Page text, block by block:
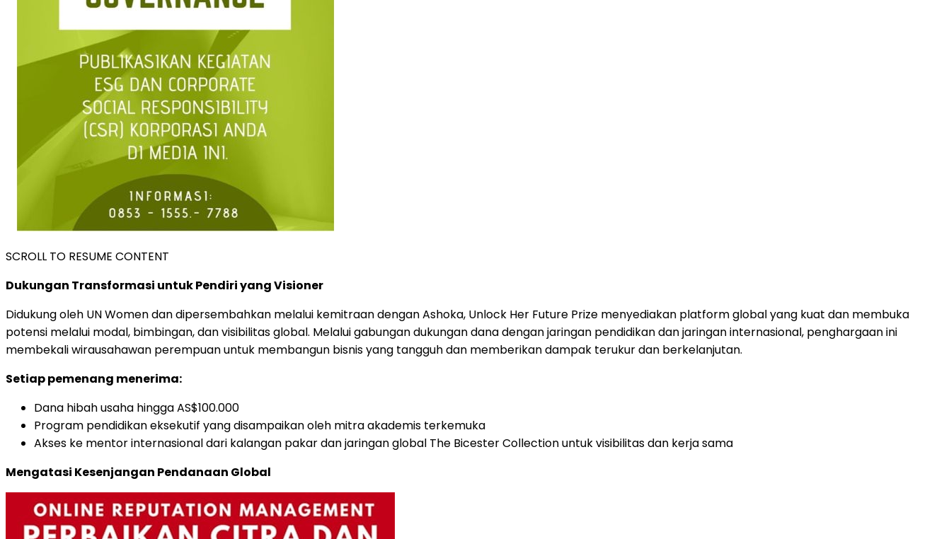
SCROLL TO RESUME CONTENT
Dukungan Transformasi untuk Pendiri yang Visioner
Didukung oleh UN Women dan dipersembahkan melalui kemitraan dengan Ashoka, Unlock Her Future Prize menyediakan platform global yang kuat dan membuka
potensi melalui modal, bimbingan, dan visibilitas global. Melalui gabungan dukungan dana dengan jaringan pendidikan dan jaringan internasional, penghargaan ini
membekali wirausahawan perempuan untuk membangun bisnis yang tangguh dan memberikan dampak terukur dan berkelanjutan.
Setiap pemenang menerima:
Dana hibah usaha hingga AS$100.000
Program pendidikan eksekutif yang disampaikan oleh mitra akademis terkemuka
Akses ke mentor internasional dari kalangan pakar dan jaringan global The Bicester Collection untuk visibilitas dan kerja sama
Mengatasi Kesenjangan Pendanaan Global